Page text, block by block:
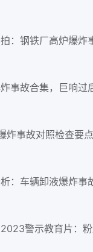
拍：钢铁厂高炉爆炸
炸事故对照检查要
析：车辆卸液爆炸事
2023警示教育片：